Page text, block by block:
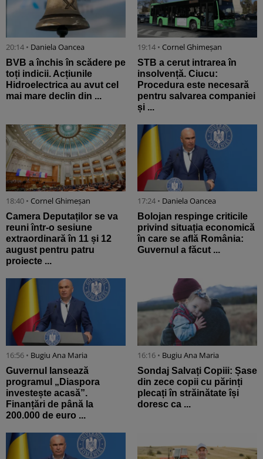
20:14 • Daniela Oancea
BVB a închis în scădere pe
toți indicii. Acțiunile
Hidroelectrica au avut cel
mai mare declin din ...
19:14 • Cornel Ghimeșan
STB a cerut intrarea în
insolvență. Ciucu:
Procedura este necesară
pentru salvarea companiei
și ...
18:40 • Cornel Ghimeșan
Camera Deputaților se va
reuni într-o sesiune
extraordinară în 11 și 12
august pentru patru
proiecte ...
17:24 • Daniela Oancea
Bolojan respinge criticile
privind situația economică
în care se află România:
Guvernul a făcut ...
16:56 • Bugiu ⁠Ana Maria
Guvernul lansează
programul „Diaspora
investește acasă”.
Finanțări de până la
200.000 de euro ...
16:16 • Bugiu ⁠Ana Maria
Sondaj Salvați Copiii: Șase
din zece copii cu părinți
plecați în străinătate își
doresc ca ...